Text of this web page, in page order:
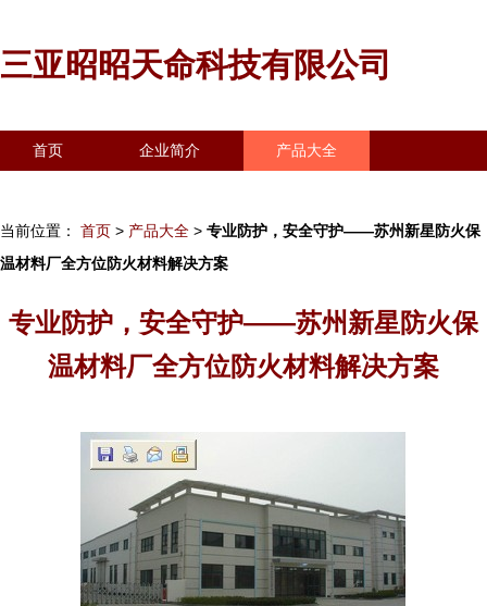
三亚昭昭天命科技有限公司
首页 企业简介 产品大全
当前位置： 首页 > 产品大全 > 专业防护，安全守护——苏州新星防火保
温材料厂全方位防火材料解决方案
专业防护，安全守护——苏州新星防火保
温材料厂全方位防火材料解决方案